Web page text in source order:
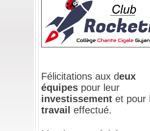
Félicitations aux deux
équipes pour leur
investissementet pour
travaileffectué.